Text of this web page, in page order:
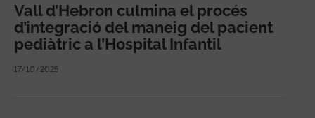
Vall d’Hebron culmina el procés
d’integració del maneig del pacient
pediàtric a l’Hospital Infantil
17/10/2025